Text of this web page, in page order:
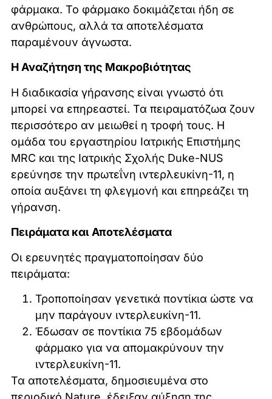
φάρμακα. Το φάρμακο δοκιμάζεται ήδη σε
ανθρώπους, αλλά τα αποτελέσματα
παραμένουν άγνωστα.
Η Αναζήτηση της Μακροβιότητας
Η διαδικασία γήρανσης είναι γνωστό ότι
μπορεί να επηρεαστεί. Τα πειραματόζωα ζουν
περισσότερο αν μειωθεί η τροφή τους. Η
ομάδα του εργαστηρίου Ιατρικής Επιστήμης
MRC και της Ιατρικής Σχολής Duke-NUS
ερεύνησε την πρωτεΐνη ιντερλευκίνη-11, η
οποία αυξάνει τη φλεγμονή και επηρεάζει τη
γήρανση.
Πειράματα και Αποτελέσματα
Οι ερευνητές πραγματοποίησαν δύο
πειράματα:
Τροποποίησαν γενετικά ποντίκια ώστε να
μην παράγουν ιντερλευκίνη-11.
Έδωσαν σε ποντίκια 75 εβδομάδων
φάρμακο για να απομακρύνουν την
ιντερλευκίνη-11.
Τα αποτελέσματα, δημοσιευμένα στο